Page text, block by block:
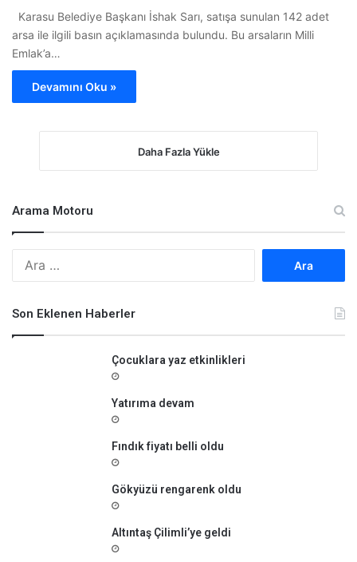
Karasu Belediye Başkanı İshak Sarı, satışa sunulan 142 adet
arsa ile ilgili basın açıklamasında bulundu. Bu arsaların Milli
Emlak’a…
Devamını Oku »
Daha Fazla Yükle
Arama Motoru
Son Eklenen Haberler
Çocuklara yaz etkinlikleri
Yatırıma devam
Fındık fiyatı belli oldu
Gökyüzü rengarenk oldu
Altıntaş Çilimli’ye geldi